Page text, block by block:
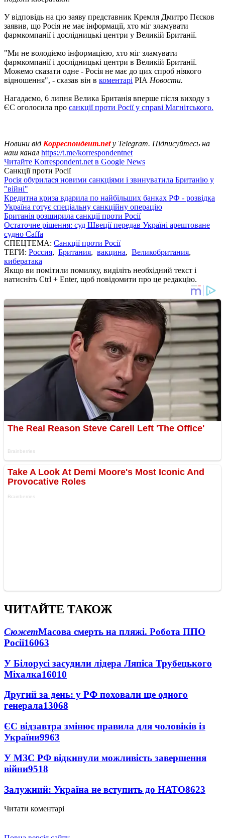
У відповідь на цю заяву представник Кремля Дмитро Пєсков
заявив, що Росія не має інформації, хто міг зламувати
фармкомпанії і дослідницькі центри у Великій Британії.
"Ми не володіємо інформацією, хто міг зламувати
фармкомпанії і дослідницькі центри в Великій Британії.
Можемо сказати одне - Росія не має до цих спроб ніякого
відношення", - сказав він в коментарі РІА Новости.
Нагадаємо, 6 липня Велика Британія вперше після виходу з
ЄС оголосила про санкції проти Росії у справі Магнітського.
Новини від Корреспондент.net у Telegram. Підписуйтесь на
наш канал https://t.me/korrespondentnet
Читайте Korrespondent.net в Google News
Санкції проти Росії
Росія обурилася новими санкціями і звинуватила Британію у
"війні"
Кредитна криза вдарила по найбільших банках РФ - розвідка
Україна готує спеціальну санкційну операцію
Британія розширила санкції проти Росії
Остаточне рішення: суд Швеції передав Україні арештоване
судно Caffa
СПЕЦТЕМА: Санкції проти Росії
ТЕГИ: Россия, Британия, вакцина, Великобритания,
кибератака
Якщо ви помітили помилку, виділіть необхідний текст і
натисніть Ctrl + Enter, щоб повідомити про це редакцію.
ЧИТАЙТЕ ТАКОЖ
СюжетМасова смерть на пляжі. Робота ППО
Росії16063
У Білорусі засудили лідера Ляпіса Трубецького
Міхалка16010
Другий за день: у РФ поховали ще одного
генерала13068
ЄС відзавтра змінює правила для чоловіків із
України9963
У МЗС РФ відкинули можливість завершення
війни9518
Залужний: Україна не вступить до НАТО8623
Читати коментарі